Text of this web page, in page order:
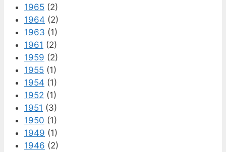
1965 (2)
1964 (2)
1963 (1)
1961 (2)
1959 (2)
1955 (1)
1954 (1)
1952 (1)
1951 (3)
1950 (1)
1949 (1)
1946 (2)